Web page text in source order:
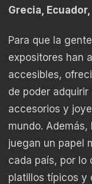
Grecia, Ecuador,
Para que la
expositores han
accesibles,
de poder
accesorios y
mundo.
juegan un papel
cada país, por lo
platillos típicos y